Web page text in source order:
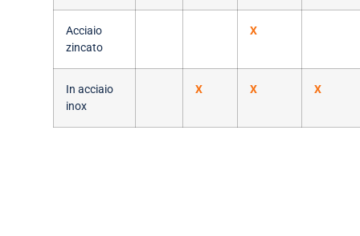
Acciaio
zincato
X
In acciaio
inox
X X X